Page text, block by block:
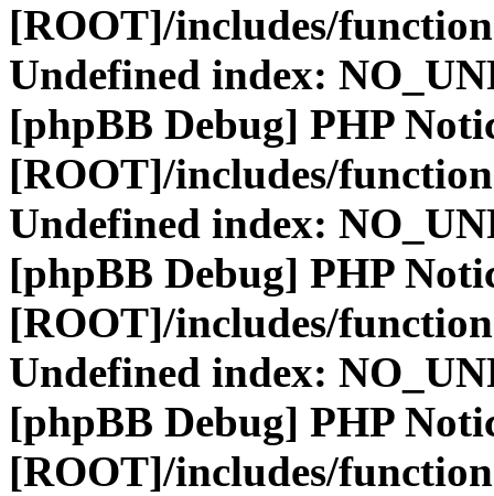
[ROOT]/includes/
Undefined index:
[phpBB Debug] PHP
[ROOT]/includes/
Undefined index:
[phpBB Debug] PHP
[ROOT]/includes/
Undefined index:
[phpBB Debug] PHP
[ROOT]/includes/